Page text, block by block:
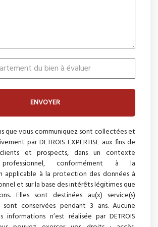
ENVOYER
que vous communiquez sont collectées et
par DETROIS EXPERTISE aux fins de
et prospects, dans un contexte
conformément à la
applicable à la protection des données à
et sur la base des intérêts légitimes que
Elles sont destinées au(x) service(s)
conservées pendant 3 ans. Aucune
informations n’est réalisée par DETROIS